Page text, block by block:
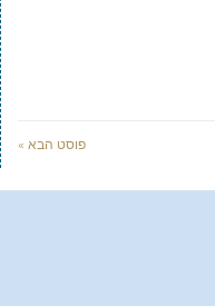
פוסט הבא »